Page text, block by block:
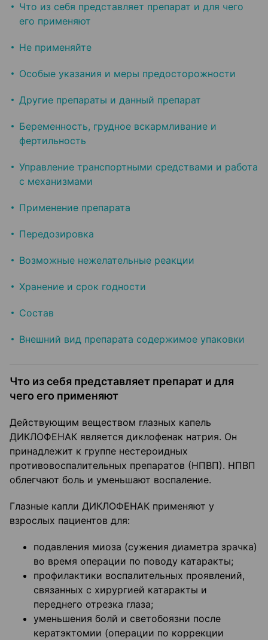
Что из себя представляет препарат и для чего
его применяют
Не применяйте
Особые указания и меры предосторожности
Другие препараты и данный препарат
Беременность, грудное вскармливание и
фертильность
Управление транспортными средствами и работа
с механизмами
Применение препарата
Передозировка
Возможные нежелательные реакции
Хранение и срок годности
Состав
Внешний вид препарата содержимое упаковки
Что из себя представляет препарат и для
чего его применяют
Действующим веществом глазных капель
ДИКЛОФЕНАК является диклофенак натрия. Он
принадлежит к группе нестероидных
противовоспалительных препаратов (НПВП). НПВП
облегчают боль и уменьшают воспаление.
Глазные капли ДИКЛОФЕНАК применяют у
взрослых пациентов для:
подавления миоза (сужения диаметра зрачка)
во время операции по поводу катаракты;
профилактики воспалительных проявлений,
связанных с хирургией катаракты и
переднего отрезка глаза;
уменьшения болй и светобоязни после
кератэктомии (операции по коррекции